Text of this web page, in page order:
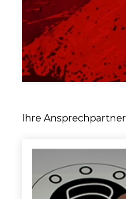
Ihre Ansprechpartner